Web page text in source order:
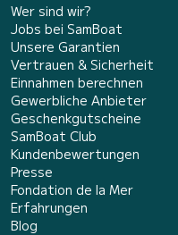
Wer sind wir?
Jobs bei SamBoat
Unsere Garantien
Vertrauen & Sicherheit
Einnahmen berechnen
Gewerbliche Anbieter
Geschenkgutscheine
SamBoat Club
Kundenbewertungen
Presse
Fondation de la Mer
Erfahrungen
Blog